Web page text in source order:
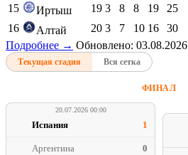
15
Иртыш 19 3 8 8 19 25
16
Алтай 20 3 7 10 16 30
Подробнее → Обновлено: 03.08.2026
Текущая стадия Вся сетка
ФИНАЛ
20.07.2026 00:00
Испания 1
Аргентина 0